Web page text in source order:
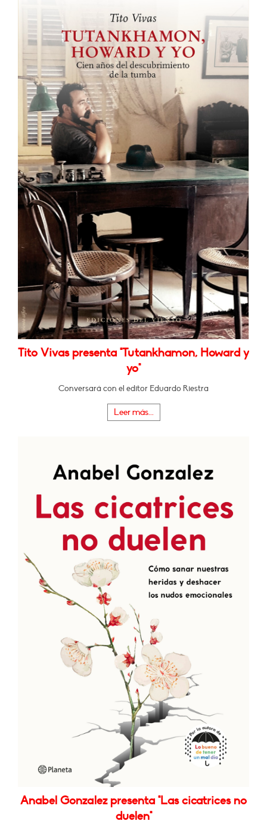
Tito Vivas presenta "Tutankhamon, Howard y
yo"
Conversará con el editor Eduardo Riestra
Leer más...
Anabel Gonzalez presenta "Las cicatrices no
duelen"